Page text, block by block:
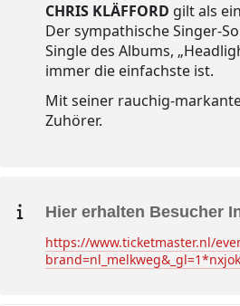
CHRIS KLÄFFORD gilt als
Der sympathische Singer-
Single des Albums,
immer die einfachste ist.
Mit seiner rauchig-
Zuhörer.
Hier erhalten Besucher
https://www.ticketmaster.nl/